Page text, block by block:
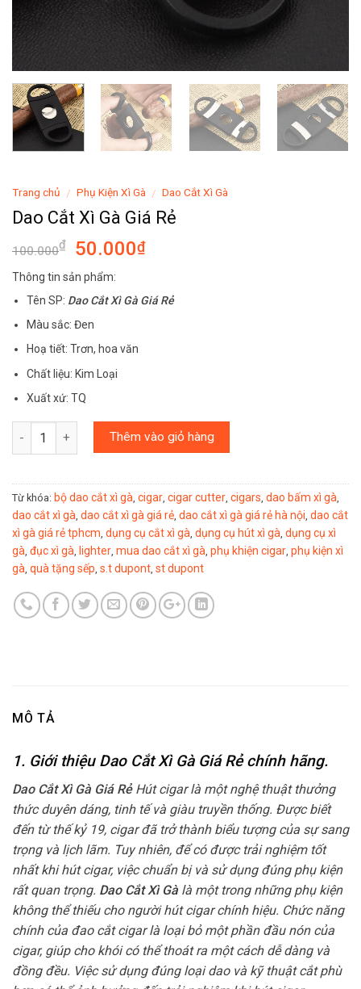
Trang chủ / Phụ Kiện Xì Gà / Dao Cắt Xì Gà
Dao Cắt Xì Gà Giá Rẻ
100.000₫ 50.000₫
Thông tin sản phẩm:
Tên SP: Dao Cắt Xì Gà Giá Rẻ
Màu sắc: Đen
Hoạ tiết: Trơn, hoa văn
Chất liệu: Kim Loại
Xuất xứ: TQ
Số lượng Thêm vào giỏ hàng
Từ khóa: bộ dao cắt xì gà, cigar, cigar cutter, cigars, dao bấm xì gà,
dao cắt xì gà, dao cắt xì gà giá rẻ, dao cắt xì gà giá rẻ hà nội, dao cắt
xì gà giá rẻ tphcm, dụng cụ cắt xì gà, dụng cụ hút xì gà, dụng cụ xì
gà, đục xì gà, lighter, mua dao cắt xì gà, phụ khiện cigar, phụ kiện xì
gà, quà tặng sếp, s.t dupont, st dupont
MÔ TẢ
1. Giới thiệu Dao Cắt Xì Gà Giá Rẻ chính hãng.
Dao Cắt Xì Gà Giá Rẻ Hút cigar là một nghệ thuật thưởng
thức duyên dáng, tinh tế và giàu truyền thống. Được biết
đến từ thế kỷ 19, cigar đã trở thành biểu tượng của sự sang
trọng và lịch lãm. Tuy nhiên, để có được trải nghiệm tốt
nhất khi hút cigar, việc chuẩn bị và sử dụng đúng phụ kiện
rất quan trọng. Dao Cắt Xì Gàlà một trong những phụ kiện
không thể thiếu cho người hút cigar chính hiệu. Chức năng
chính của đao cắt cigar là loại bỏ một phần đầu nón của
cigar, giúp cho khói có thể thoát ra một cách dễ dàng và
đồng đều. Việc sử dụng đúng loại dao và kỹ thuật cắt phù